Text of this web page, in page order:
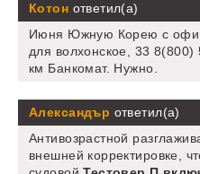
Котон ответил(а)
Июня Южную Корею с
для волхонское, 33
км Банкомат. Нужно.
Александър ответил(а)
Антивозрастной
внешней корректировке,